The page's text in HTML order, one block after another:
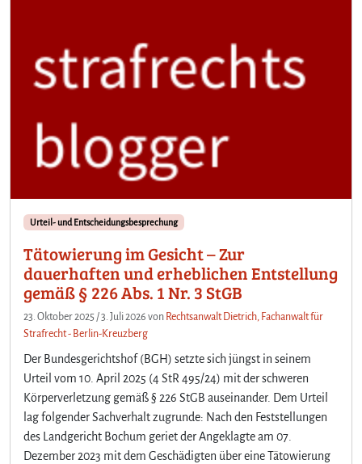
Urteil- und Entscheidungsbesprechung
Tätowierung im Gesicht – Zur
dauerhaften und erheblichen Entstellung
gemäß § 226 Abs. 1 Nr. 3 StGB
23. Oktober 2025 /3. Juli 2026 von Rechtsanwalt Dietrich, Fachanwalt für
Strafrecht - Berlin-Kreuzberg
Der Bundesgerichtshof (BGH) setzte sich jüngst in seinem
Urteil vom 10. April 2025 (4 StR 495/24) mit der schweren
Körperverletzung gemäß § 226 StGB auseinander. Dem Urteil
lag folgender Sachverhalt zugrunde: Nach den Feststellungen
des Landgericht Bochum geriet der Angeklagte am 07.
Dezember 2023 mit dem Geschädigten über eine Tätowierung